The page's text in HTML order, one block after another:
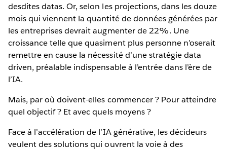
desdites datas. Or, selon les projections, dans les douze
mois qui viennent la quantité de données générées par
les entreprises devrait augmenter de 22%. Une
croissance telle que quasiment plus personne n’oserait
remettre en cause la nécessité d’une stratégie data
driven, préalable indispensable à l’entrée dans l’ère de
l’IA.
Mais, par où doivent-elles commencer ? Pour atteindre
quel objectif ? Et avec quels moyens ?
Face à l’accélération de l’IA générative, les décideurs
veulent des solutions qui ouvrent la voie à des